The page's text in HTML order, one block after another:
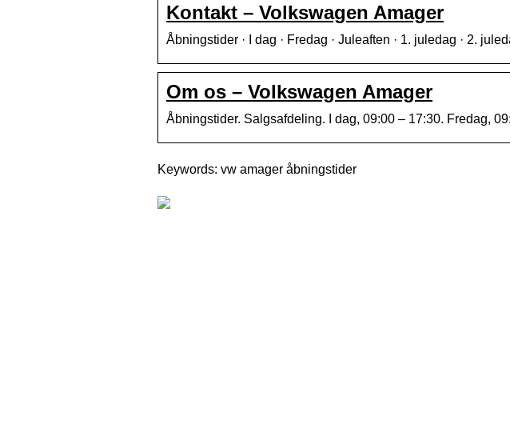
Kontakt – Volkswagen Amager
Åbningstider · I dag · Fredag · Juleaften · 1. juledag · 2.
Om os – Volkswagen Amager
Åbningstider. Salgsafdeling. I dag, 09:00 – 17:30. Fredag,
Keywords: vw amager åbningstider